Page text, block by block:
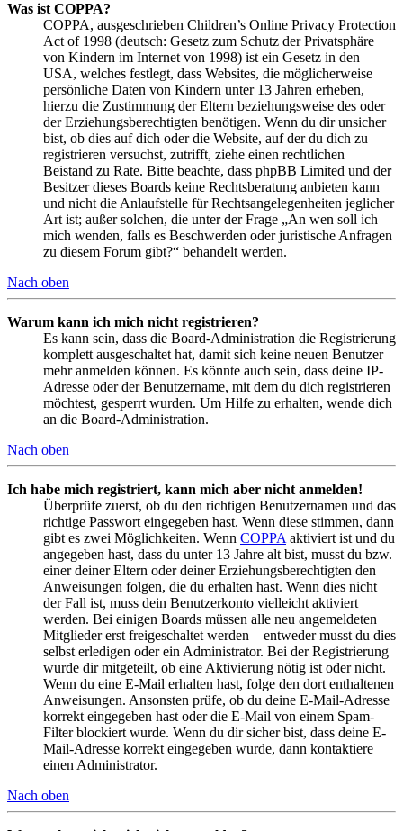
Was ist COPPA?
COPPA, ausgeschrieben Children’s Online Privacy Protection
Act of 1998 (deutsch: Gesetz zum Schutz der Privatsphäre
von Kindern im Internet von 1998) ist ein Gesetz in den
USA, welches festlegt, dass Websites, die möglicherweise
persönliche Daten von Kindern unter 13 Jahren erheben,
hierzu die Zustimmung der Eltern beziehungsweise des oder
der Erziehungsberechtigten benötigen. Wenn du dir unsicher
bist, ob dies auf dich oder die Website, auf der du dich zu
registrieren versuchst, zutrifft, ziehe einen rechtlichen
Beistand zu Rate. Bitte beachte, dass phpBB Limited und der
Besitzer dieses Boards keine Rechtsberatung anbieten kann
und nicht die Anlaufstelle für Rechtsangelegenheiten jeglicher
Art ist; außer solchen, die unter der Frage „An wen soll ich
mich wenden, falls es Beschwerden oder juristische Anfragen
zu diesem Forum gibt?“ behandelt werden.
Nach oben
Warum kann ich mich nicht registrieren?
Es kann sein, dass die Board-Administration die Registrierung
komplett ausgeschaltet hat, damit sich keine neuen Benutzer
mehr anmelden können. Es könnte auch sein, dass deine IP-
Adresse oder der Benutzername, mit dem du dich registrieren
möchtest, gesperrt wurden. Um Hilfe zu erhalten, wende dich
an die Board-Administration.
Nach oben
Ich habe mich registriert, kann mich aber nicht anmelden!
Überprüfe zuerst, ob du den richtigen Benutzernamen und das
richtige Passwort eingegeben hast. Wenn diese stimmen, dann
gibt es zwei Möglichkeiten. Wenn COPPA aktiviert ist und du
angegeben hast, dass du unter 13 Jahre alt bist, musst du bzw.
einer deiner Eltern oder deiner Erziehungsberechtigten den
Anweisungen folgen, die du erhalten hast. Wenn dies nicht
der Fall ist, muss dein Benutzerkonto vielleicht aktiviert
werden. Bei einigen Boards müssen alle neu angemeldeten
Mitglieder erst freigeschaltet werden – entweder musst du dies
selbst erledigen oder ein Administrator. Bei der Registrierung
wurde dir mitgeteilt, ob eine Aktivierung nötig ist oder nicht.
Wenn du eine E-Mail erhalten hast, folge den dort enthaltenen
Anweisungen. Ansonsten prüfe, ob du deine E-Mail-Adresse
korrekt eingegeben hast oder die E-Mail von einem Spam-
Filter blockiert wurde. Wenn du dir sicher bist, dass deine E-
Mail-Adresse korrekt eingegeben wurde, dann kontaktiere
einen Administrator.
Nach oben